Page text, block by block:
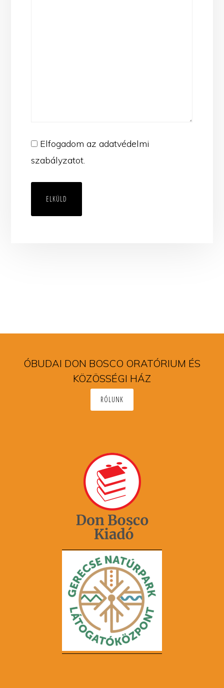
(Kötelező)
Elfogadom az adatvédelmi
szabályzatot.
ÓBUDAI DON BOSCO ORATÓRIUM ÉS
KÖZÖSSÉGI HÁZ
RÓLUNK